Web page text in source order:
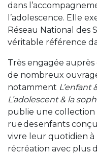
dans
l’adolescence. Elle
Réseau National des
véritable référence
Très engagée
de nombreux
notamment L’enfant
L’adolescent & la
publie une collection
rue des enfants
vivre leur quotidien à
récréation avec plus